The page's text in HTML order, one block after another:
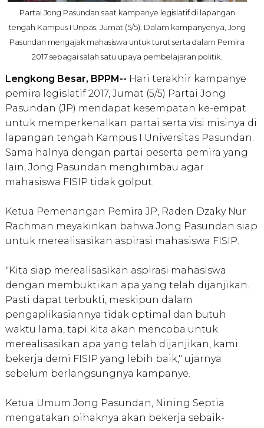
Partai Jong Pasundan saat kampanye legislatif di lapangan
tengah Kampus I Unpas, Jumat (5/5). Dalam kampanyenya, Jong
Pasundan mengajak mahasiswa untuk turut serta dalam Pemira
2017 sebagai salah satu upaya pembelajaran politik.
Lengkong Besar, BPPM-- Hari terakhir kampanye
pemira legislatif 2017, Jumat (5/5) Partai Jong
Pasundan (JP) mendapat kesempatan ke-empat
untuk memperkenalkan partai serta visi misinya di
lapangan tengah Kampus I Universitas Pasundan.
Sama halnya dengan partai peserta pemira yang
lain, Jong Pasundan menghimbau agar
mahasiswa FISIP tidak golput.
Ketua Pemenangan Pemira JP, Raden Dzaky Nur
Rachman meyakinkan bahwa Jong Pasundan siap
untuk merealisasikan aspirasi mahasiswa FISIP.
"Kita siap merealisasikan aspirasi mahasiswa
dengan membuktikan apa yang telah dijanjikan.
Pasti dapat terbukti, meskipun dalam
pengaplikasiannya tidak optimal dan butuh
waktu lama, tapi kita akan mencoba untuk
merealisasikan apa yang telah dijanjikan, kami
bekerja demi FISIP yang lebih baik," ujarnya
sebelum berlangsungnya kampanye.
Ketua Umum Jong Pasundan, Nining Septia
mengatakan pihaknya akan bekerja sebaik-